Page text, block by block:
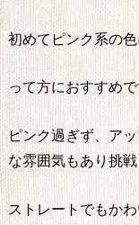
初めてピンク系の
って方におすすめで
ピンク過ぎず、ア
な雰囲気もあり挑
ストレートでもか